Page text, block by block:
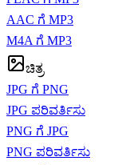
AAC ಗೆ MP3
M4A ಗೆ MP3
ಚಿತ್ರ
JPG ಗೆ PNG
JPG ಪರಿವರ್ತಿಸು
PNG ಗೆ JPG
PNG ಪರಿವರ್ತಿಸು